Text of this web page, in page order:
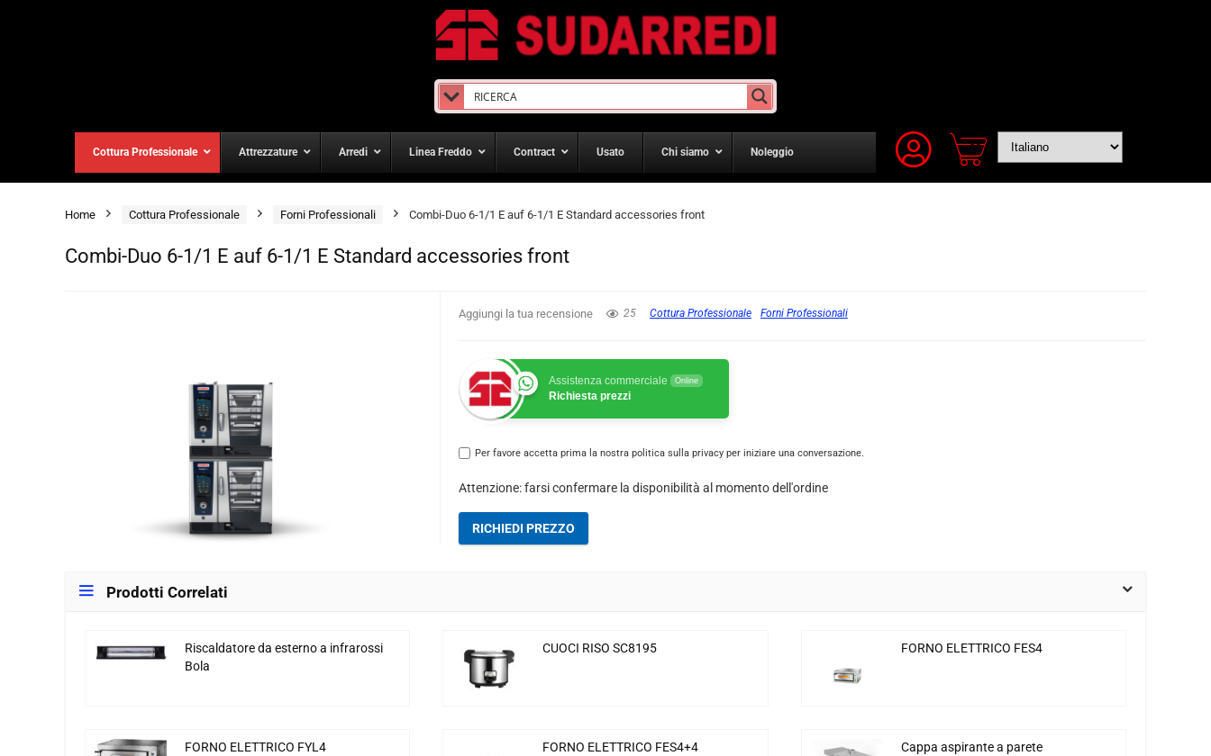
Cottura Professionale Attrezzature Arredi Linea Freddo Contract Usato Chi siamo Noleggio
Home Cottura Professionale Forni Professionali Combi-Duo 6-1/1 E auf 6-1/1 E Standard accessories front
Combi-Duo 6-1/1 E auf 6-1/1 E Standard accessories front
Aggiungi la tua recensione 25 Cottura Professionale Forni Professionali
Assistenza commerciale Online
Richiesta prezzi
Per favore accetta prima la nostra politica sulla privacy per iniziare una conversazione.
Attenzione: farsi confermare la disponibilità al momento dell'ordine
RICHIEDI PREZZO
Prodotti Correlati
Riscaldatore da esterno a infrarossi
Bola
CUOCI RISO SC8195 FORNO ELETTRICO FES4
FORNO ELETTRICO FYL4 FORNO ELETTRICO FES4+4 Cappa aspirante a parete